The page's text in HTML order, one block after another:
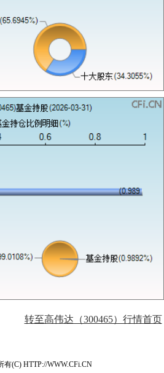
转至高伟达（300465）行情首页
有(C) HTTP://WWW.CFi.CN